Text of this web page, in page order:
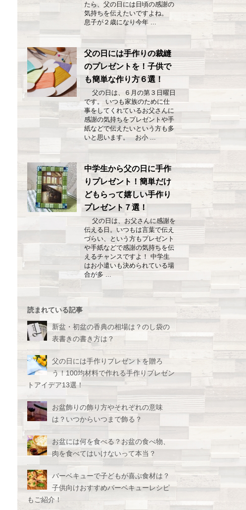
たら、父の日には日頃の感謝の
気持ちを伝えたいですよね。
息子が２歳になり今年 ...
父の日には手作りの裁縫
のプレゼントを！子供で
も簡単な作り方６選！
父の日は、６月の第３日曜日
です。 いつも家族のために仕
事をしてくれているお父さんに
感謝の気持ちをプレゼントや手
紙などで伝えたいという方も多
いと思います。 お小 ...
中学生から父の日に手作
りプレゼント！簡単だけ
どもらって嬉しい手作り
プレゼント７選！
父の日は、お父さんに感謝を
伝える日。いつもは言葉で伝え
づらい、という方もプレゼント
や手紙などで感謝の気持ちを伝
えるチャンスですよ！ 中学生
はお小遣いも決められている場
合が多 ...
読まれている記事
新盆・初盆の香典の相場は？のし袋の
表書きの書き方は？
父の日には手作りプレゼントを贈ろ
う！100均材料で作れる手作りプレゼン
トアイデア13選！
お盆飾りの飾り方やそれぞれの意味
は？いつからいつまで飾る？
お盆には何を食べる？お盆の食べ物、
肉を食べてはいけないって本当？
バーベキューで子どもが喜ぶ食材は？
子供向けおすすめバーベキューレシピ
もご紹介！